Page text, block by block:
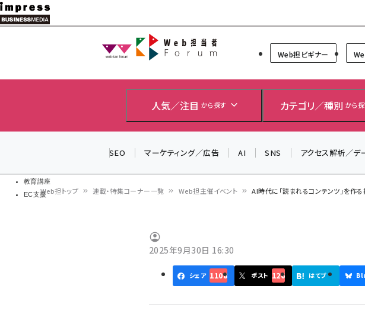
メ
イ
教育講座
EC支援
Web担当者Forum
Web担ビギナー
人気／注目 から探す カテゴリ／種別 から
SEO マーケティング／広告 AI SNS アクセス解析／デ
Web担トップ 連載・特集コーナー一覧 Web担主催イベント AI時代に「読まれるコンテンツ」を作
2025年9月30日 16:30
シェア 1108 ポスト 126 はてブ
＼ 8月27日開催、申
生成AIをマーケティ
るセミナーイベント
2026」開催！
▼申し込みはこちら